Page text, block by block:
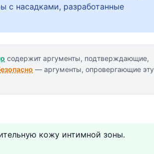
с насадками, разработанные
содержит аргументы, подтверждающие,
— аргументы, опровергающие эту
кожу интимной зоны.